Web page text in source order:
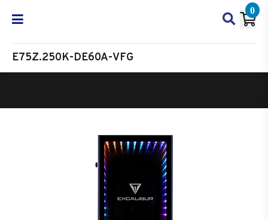
0
E75Z.250K-DE60A-VFG